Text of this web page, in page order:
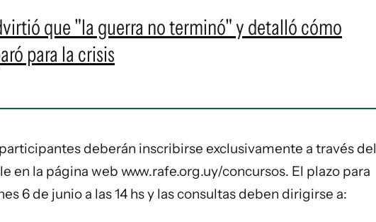
que "la guerra no terminó" y detalló cómo
para la crisis
deberán inscribirse exclusivamente a través del
en la página web www.rafe.org.uy/concursos. El plazo para
6 de junio a las 14 hs y las consultas deben dirigirse a: